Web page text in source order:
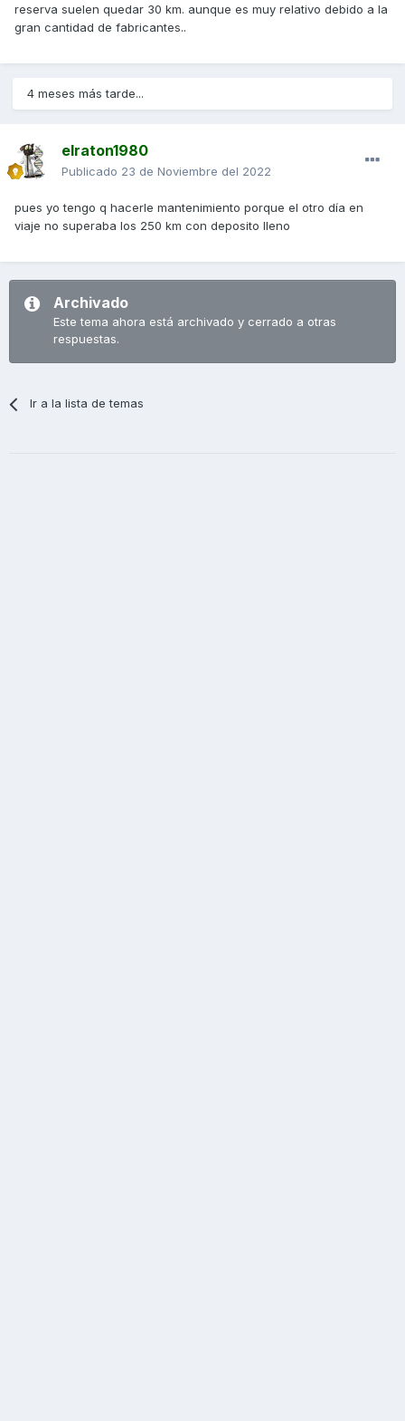
reserva suelen quedar 30 km. aunque es muy relativo debido a la
gran cantidad de fabricantes..
4 meses más tarde...
elraton1980
Publicado 23 de Noviembre del 2022
pues yo tengo q hacerle mantenimiento porque el otro día en
viaje no superaba los 250 km con deposito lleno
Archivado
Este tema ahora está archivado y cerrado a otras
respuestas.
Ir a la lista de temas